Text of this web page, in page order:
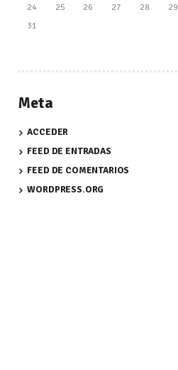
24
25 26 27 28 29
31
Meta
ACCEDER
FEED DE ENTRADAS
FEED DE COMENTARIOS
WORDPRESS.ORG